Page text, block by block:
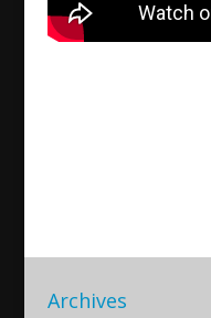
Archives